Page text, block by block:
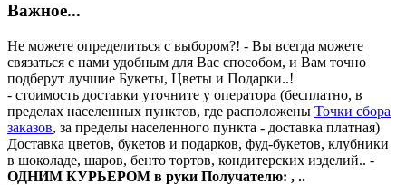
Важное...
Не можете определиться с выбором?! - Вы всегда можете
связаться с нами удобным для Вас способом, и Вам точно
подберут лучшие Букеты, Цветы и Подарки..!
- стоимость доставки уточните у оператора (бесплатно, в
пределах населенных пунктов, где расположены Точки сбора
заказов, за пределы населенного пункта - доставка платная)
Доставка цветов, букетов и подарков, фуд-букетов, клубники
в шоколаде, шаров, бенто тортов, кондитерских изделий.. -
ОДНИМ КУРЬЕРОМ в руки Получателю: , ..